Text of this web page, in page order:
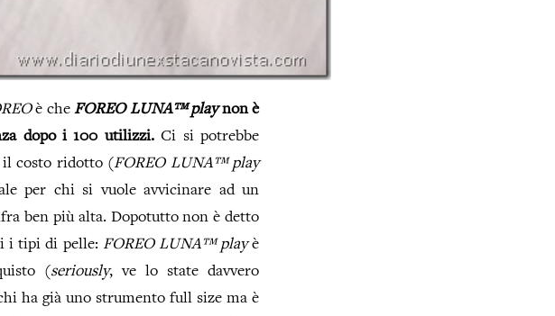
è cheFOREO LUNA™ playnon è
dopo i 100 utilizzi.Ci si potrebbe
il costo ridotto (FOREO LUNA™ play
per chi si vuole avvicinare ad un
ben più alta. Dopotutto non è detto
i tipi di pelle: FOREO LUNA™ playè
(seriously, ve lo state davvero
ha già uno strumento full size ma è